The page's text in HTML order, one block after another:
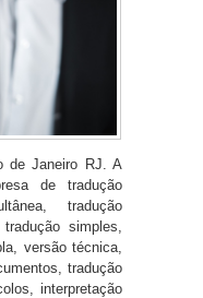
de Janeiro RJ. A
de tradução
tradução
simples,
versão técnica,
tradução
interpretação